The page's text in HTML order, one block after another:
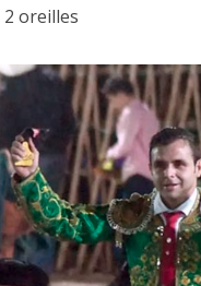
2 oreilles